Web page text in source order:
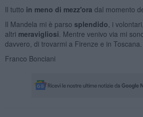
Il tutto in meno di mezz'ora dal momento
Il Mandela mi è parso splendido , i
altri meravigliosi . Mentre venivo via mi
davvero, di trovarmi a Firenze e in
Franco Bonciani